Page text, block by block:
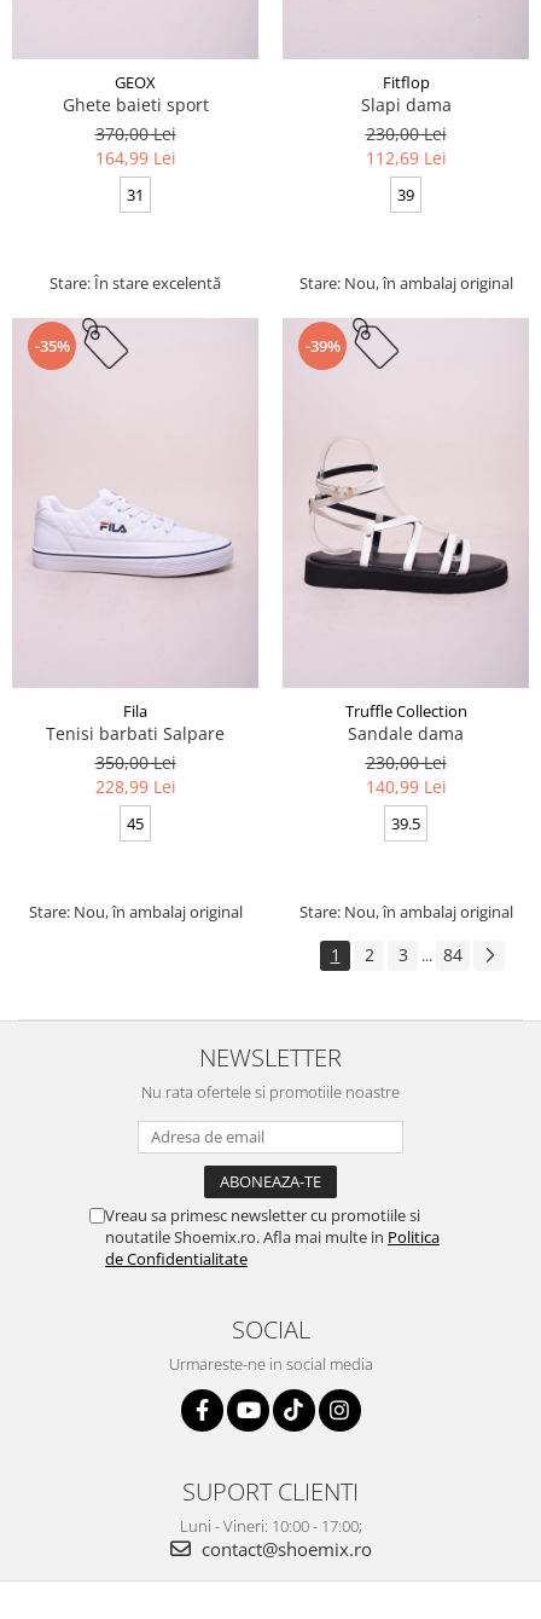
GEOX
Ghete baieti sport
370,00 Lei
164,99 Lei
31
Stare: În stare excelentă
Fitflop
Slapi dama
230,00 Lei
112,69 Lei
39
Stare: Nou, în ambalaj original
-35%
Fila
Tenisi barbati Salpare
350,00 Lei
228,99 Lei
45
Stare: Nou, în ambalaj original
-39%
Truffle Collection
Sandale dama
230,00 Lei
140,99 Lei
39.5
Stare: Nou, în ambalaj original
1 2 3 ... 84
NEWSLETTER
Nu rata ofertele si promotiile noastre
Vreau sa primesc newsletter cu promotiile si
noutatile Shoemix.ro. Afla mai multe in Politica
de Confidentialitate
SOCIAL
Urmareste-ne in social media
SUPORT CLIENTI
Luni - Vineri: 10:00 - 17:00;
contact@shoemix.ro